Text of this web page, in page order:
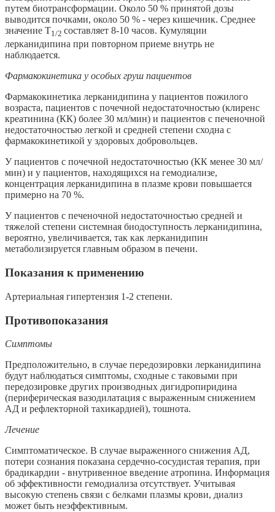
путем биотрансформации. Около 50 % принятой дозы
выводится почками, около 50 % - через кишечник. Среднее
значение T1/2 составляет 8-10 часов. Кумуляции
лерканидипина при повторном приеме внутрь не
наблюдается.
Фармакокинетика у особых груш пациентов
Фармакокинетика лерканидипина у пациентов пожилого
возраста, пациентов с почечной недостаточностью (клиренс
креатинина (КК) более 30 мл/мин) и пациентов с печеночной
недостаточностью легкой и средней степени сходна с
фармакокинетикой у здоровых добровольцев.
У пациентов с почечной недостаточностью (КК менее 30 мл/
мин) и у пациентов, находящихся на гемодиализе,
концентрация лерканидипина в плазме крови повышается
примерно на 70 %.
У пациентов с печеночной недостаточностью средней и
тяжелой степени системная биодоступность лерканидипина,
вероятно, увеличивается, так как лерканидипин
метаболизируется главным образом в печени.
Показания к применению
Артериальная гипертензия 1-2 степени.
Противопоказания
Симптомы
Предположительно, в случае передозировки лерканидипина
будут наблюдаться симптомы, сходные с таковыми при
передозировке других производных дигидропиридина
(периферическая вазодилатация с выраженным снижением
АД и рефлекторной тахикардией), тошнота.
Лечение
Симптоматическое. В случае выраженного снижения АД,
потери сознания показана сердечно-сосудистая терапия, при
брадикардии - внутривенное введение атропина. Информация
об эффективности гемодиализа отсутствует. Учитывая
высокую степень связи с белками плазмы крови, диализ
может быть неэффективным.